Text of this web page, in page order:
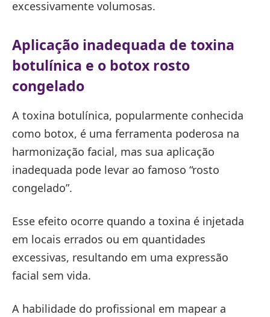
excessivamente volumosas.
Aplicação inadequada de toxina
botulínica e o botox rosto
congelado
A toxina botulínica, popularmente conhecida
como botox, é uma ferramenta poderosa na
harmonização facial, mas sua aplicação
inadequada pode levar ao famoso “rosto
congelado”.
Esse efeito ocorre quando a toxina é injetada
em locais errados ou em quantidades
excessivas, resultando em uma expressão
facial sem vida.
A habilidade do profissional em mapear a